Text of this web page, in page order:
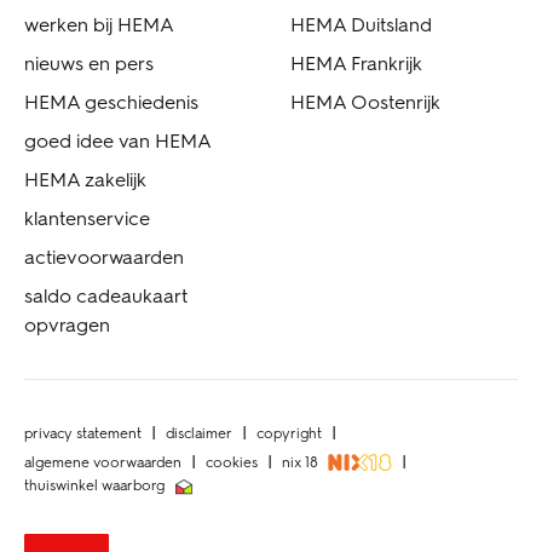
werken bij HEMA
nieuws en pers
HEMA geschiedenis
goed idee van HEMA
HEMA zakelijk
klantenservice
actievoorwaarden
saldo cadeaukaart
opvragen
HEMA Duitsland
HEMA Frankrijk
HEMA Oostenrijk
privacy statement disclaimer
copyright
algemene voorwaarden
cookies
nix 18
thuiswinkel waarborg